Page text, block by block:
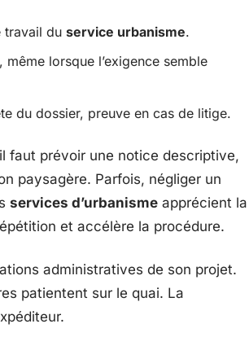
travail du service urbanisme.
même lorsque l’exigence semble
du dossier, preuve en cas de litige.
faut prévoir une notice descriptive,
paysagère. Parfois, négliger un
services d’urbanisme apprécient la
et accélère la procédure.
administratives de son projet.
patientent sur le quai. La